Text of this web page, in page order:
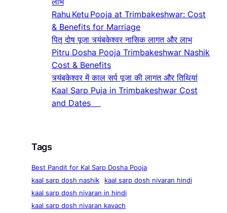
Rahu Ketu Pooja at Trimbakeshwar: Cost
& Benefits for Marriage
पितृ दोष पूजा त्र्यंबकेश्वर नासिक लागत और लाभ
Pitru Dosha Pooja Trimbakeshwar Nashik
Cost & Benefits
त्र्यंबकेश्वर में काल सर्प पूजा की लागत और तिथियां
Kaal Sarp Puja in Trimbakeshwar Cost
and Dates
Tags
Best Pandit for Kal Sarp Dosha Pooja
kaal sarp dosh nashik
kaal sarp dosh nivaran hindi
kaal sarp dosh nivaran in hindi
kaal sarp dosh nivaran kavach